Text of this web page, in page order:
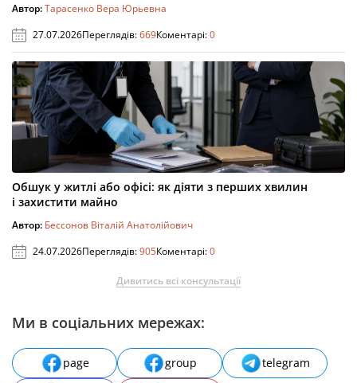
Автор:Тарасенко Вера Юрьевна
27.07.2026Переглядів:669Коментарі:0
Обшук у житлі або офісі: як діяти з перших хвилин
і захистити майно
Автор: Бессонов Віталій Анатолійович
24.07.2026Переглядів:905Коментарі:0
Дивитись всі консультації
Ми в соціальних мережах:
page group
telegram